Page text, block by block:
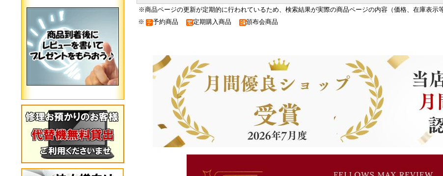
※商品ページの更新が定期的に行われているため、検索結果が実際の商品ページの内容（価格、在庫表示
※ 予約商品 定期購入商品 頒布会商品